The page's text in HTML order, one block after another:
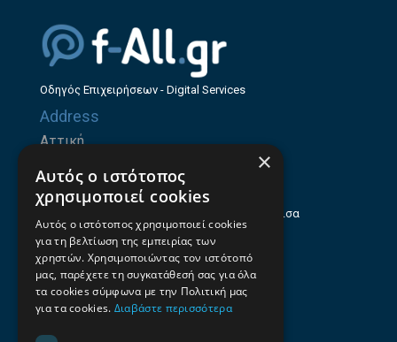
Οδηγός Επιχειρήσεων - Digital Services
Address
Αττική
Θεσσαλία
Ηρώων Πολυτεχνείου 214 (1ος Όροφος), Λάρισα
Επαγγελματικός οδηγός Λάρισας
Emails
Contacts
×
Αυτός ο ιστότοπος
χρησιμοποιεί cookies
Αυτός ο ιστότοπος χρησιμοποιεί cookies
για τη βελτίωση της εμπειρίας των
χρηστών. Χρησιμοποιώντας τον ιστότοπό
μας, παρέχετε τη συγκατάθεσή σας για όλα
τα cookies σύμφωνα με την Πολιτική μας
για τα cookies. Διαβάστε περισσότερα